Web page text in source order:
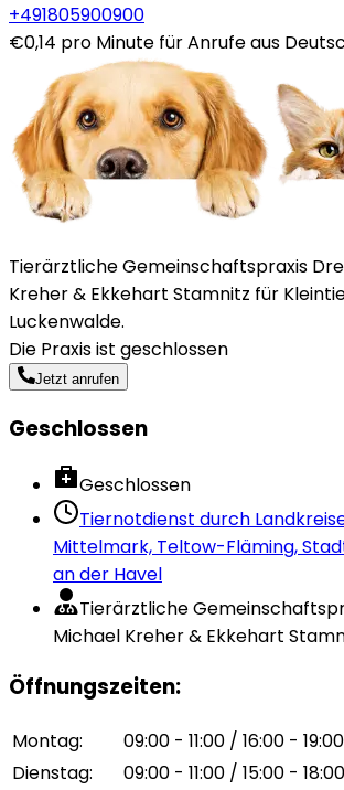
+491805900900
€0,14 pro Minute für Anrufe aus
Tierärztliche Gemeinschaftspraxis
Kreher & Ekkehart Stamnitz für
Luckenwalde.
Die Praxis ist geschlossen
Jetzt anrufen
Geschlossen
Geschlossen
Tiernotdienst durch
Mittelmark, Teltow-Fläming,
an der Havel
Tierärztliche
Michael Kreher & Ekkehart
Öffnungszeiten:
Montag:
09:00 - 11:00 / 16:00 - 19:00
Dienstag:
09:00 - 11:00 / 15:00 - 18:00